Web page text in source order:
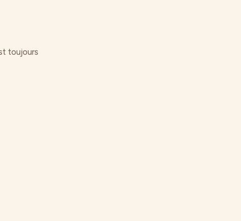
toujours